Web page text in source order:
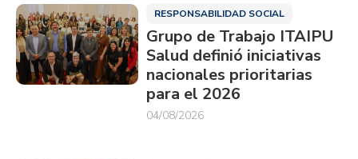
RESPONSABILIDAD SOCIAL
Grupo de Trabajo ITAIPU
Salud definió iniciativas
nacionales prioritarias
para el 2026
04/08/2026